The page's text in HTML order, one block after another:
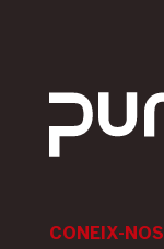
CONEIX-NOS